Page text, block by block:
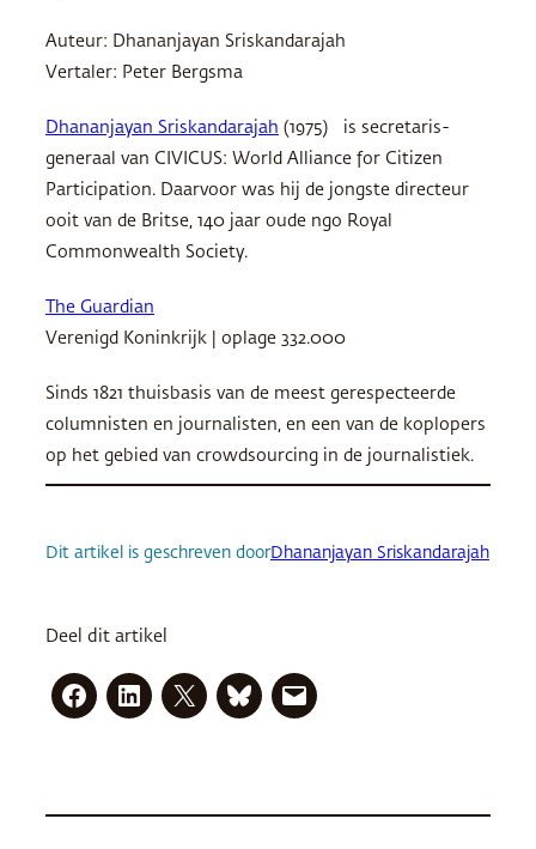
Auteur: Dhananjayan Sriskandarajah
Vertaler: Peter Bergsma
Dhananjayan Sriskandarajah (1975) is secretaris-
generaal van CIVICUS: World Alliance for Citizen
Participation. Daarvoor was hij de jongste directeur
ooit van de Britse, 140 jaar oude ngo Royal
Commonwealth Society.
The Guardian
Verenigd Koninkrijk | oplage 332.000
Sinds 1821 thuisbasis van de meest gerespecteerde
columnisten en journalisten, en een van de koplopers
op het gebied van crowdsourcing in de journalistiek.
Dit artikel is geschreven doorDhananjayan Sriskandarajah
Deel dit artikel